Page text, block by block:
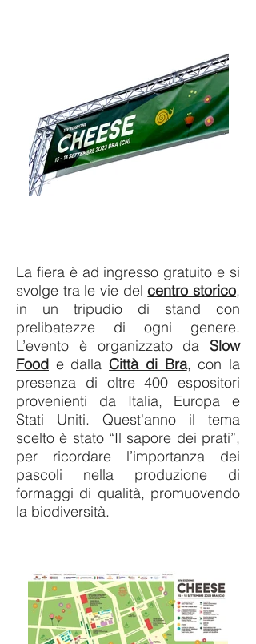
La fiera è ad ingresso gratuito e si
svolge tra le vie delcentro storico,
in un tripudio di stand con
prelibatezze di ogni genere.
L’evento è organizzato da Slow
Food e dallaCittà di Bra, con la
presenza di oltre 400 espositori
provenienti da Italia, Europa e
Stati Uniti. Quest'anno il tema
scelto è stato “Il sapore dei prati”,
per ricordare l’importanza dei
pascoli nella produzione di
formaggi di qualità, promuovendo
la biodiversità.